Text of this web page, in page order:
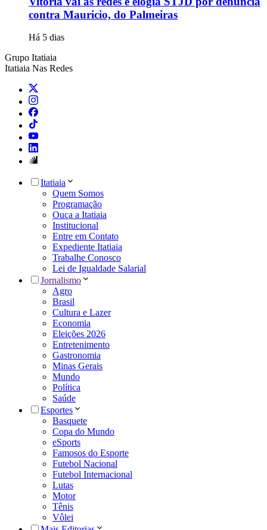
contra Mauricio, do Palmeiras
Há 5 dias
Grupo Itatiaia
Itatiaia Nas Redes
Itatiaia
Quem Somos
Programação
Ouça a Itatiaia
Institucional
Entre em Contato
Expediente Itatiaia
Trabalhe Conosco
Lei de Igualdade Salarial
Jornalismo
Agro
Brasil
Cultura e Lazer
Economia
Eleições 2026
Entretenimento
Gastronomia
Minas Gerais
Mundo
Política
Saúde
Esportes
Basquete
Copa do Mundo
eSports
Famosos do Esporte
Futebol Nacional
Futebol Internacional
Lutas
Motor
Tênis
Vôlei